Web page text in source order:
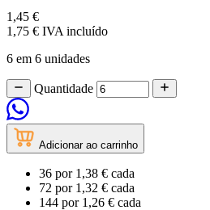
1,45 €
1,75 € IVA incluído
6 em 6 unidades
Quantidade
Adicionar ao carrinho
36 por 1,38 € cada
72 por 1,32 € cada
144 por 1,26 € cada